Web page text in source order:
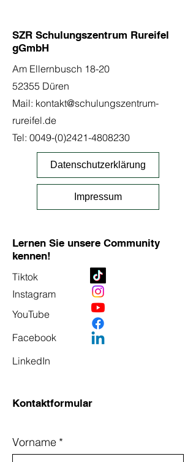
SZR Schulungszentrum Rureifel
gGmbH
Am Ellernbusch 18-20
52355 Düren
Mail: kontakt@schulungszentrum-
rureifel.de
Tel: 0049-(0)2421-4808230
Datenschutzerklärung
Impressum
Lernen Sie unsere Community
kennen!
Tiktok
Instagram
YouTube
Facebook
LinkedIn
Kontaktformular
Vorname *